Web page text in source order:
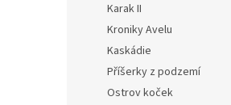
Karak II
Kroniky Avelu
Kaskádie
Příšerky z podzemí
Ostrov koček